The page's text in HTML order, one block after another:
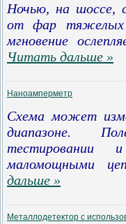
Ночью, на шоссе,
от фар тяжелых
мгновение
Читать дальше »
Наноамперметр
Схема может
диапазоне.
тестировании
маломощными
дальше »
Металлодетектор с